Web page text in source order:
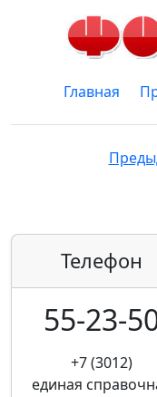
Главная
Телефон
55-23-
+7 (3012)
единая